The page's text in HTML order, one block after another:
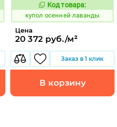
852166
Код товара:
купол осенней лаванды
Цена
20 372 руб./м²
Заказ в 1 клик
В корзину